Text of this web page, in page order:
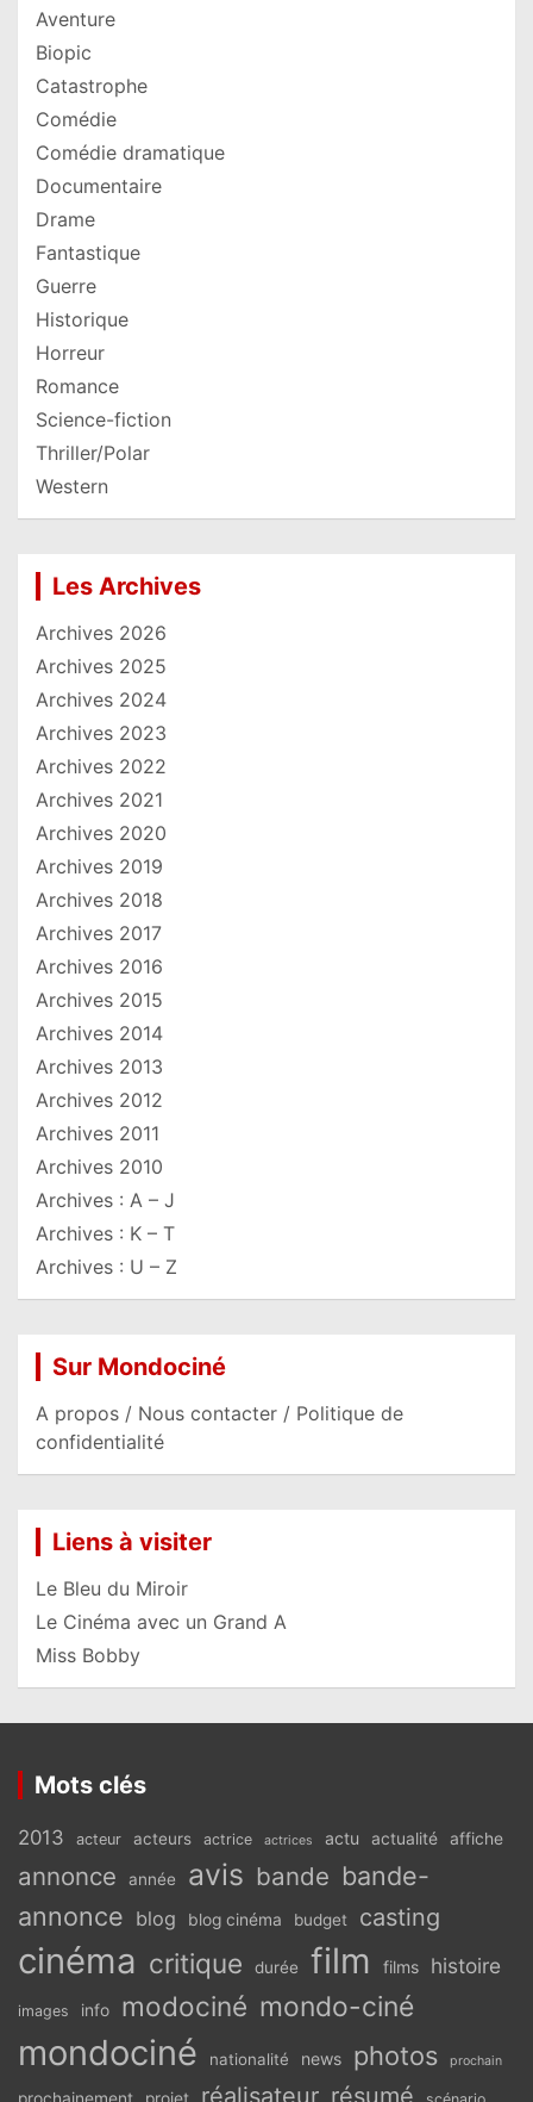
Aventure
Biopic
Catastrophe
Comédie
Comédie dramatique
Documentaire
Drame
Fantastique
Guerre
Historique
Horreur
Romance
Science-fiction
Thriller/Polar
Western
Les Archives
Archives 2026
Archives 2025
Archives 2024
Archives 2023
Archives 2022
Archives 2021
Archives 2020
Archives 2019
Archives 2018
Archives 2017
Archives 2016
Archives 2015
Archives 2014
Archives 2013
Archives 2012
Archives 2011
Archives 2010
Archives : A – J
Archives : K – T
Archives : U – Z
Sur Mondociné
A propos / Nous contacter / Politique de
confidentialité
Liens à visiter
Le Bleu du Miroir
Le Cinéma avec un Grand A
Miss Bobby
Mots clés
2013 acteur acteurs actrice actrices actu actualité affiche
annonce année avis bande bande-
annonce blog blog cinéma budget casting
cinéma critique durée film films histoire
images info modociné mondo-ciné
mondociné nationalité news photos prochain
réalisateur résumé